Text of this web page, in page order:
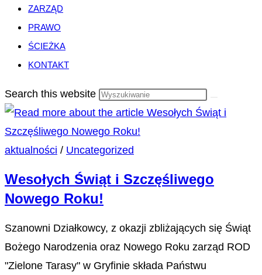
ZARZĄD
PRAWO
ŚCIEŻKA
KONTAKT
Search this website
aktualności / Uncategorized
Wesołych Świąt i Szczęśliwego
Nowego Roku!
Szanowni Działkowcy, z okazji zbliżających się Świąt
Bożego Narodzenia oraz Nowego Roku zarząd ROD
"Zielone Tarasy" w Gryfinie składa Państwu